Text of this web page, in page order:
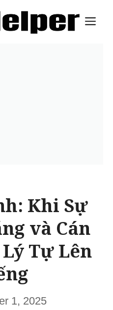
Khi Sự
và Cán
Lý Tự Lên
1, 2025